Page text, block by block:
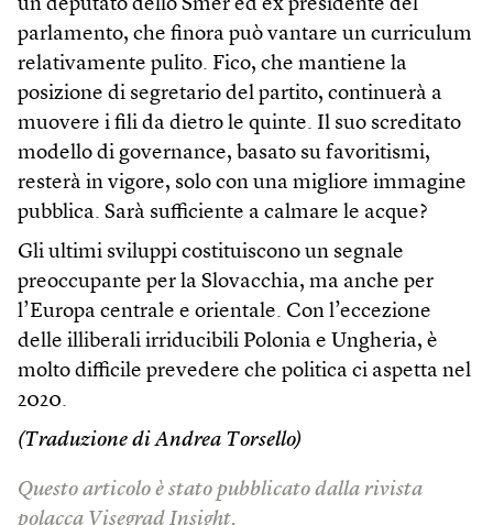
un deputato dello Smer ed ex presidente del
parlamento, che finora può vantare un curriculum
relativamente pulito. Fico, che mantiene la
posizione di segretario del partito, continuerà a
muovere i fili da dietro le quinte. Il suo screditato
modello di governance, basato su favoritismi,
resterà in vigore, solo con una migliore immagine
pubblica. Sarà sufficiente a calmare le acque?
Gli ultimi sviluppi costituiscono un segnale
preoccupante per la Slovacchia, ma anche per
l’Europa centrale e orientale. Con l’eccezione
delle illiberali irriducibili Polonia e Ungheria, è
molto difficile prevedere che politica ci aspetta nel
2020.
(Traduzione di Andrea Torsello)
Questo articolo è stato pubblicato dalla rivista
polacca Visegrad Insight.